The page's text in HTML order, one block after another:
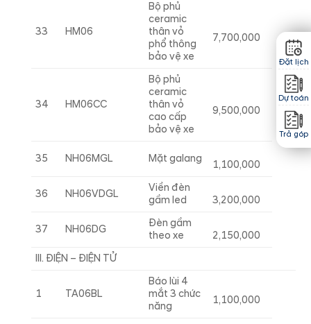
33 HM06
Bộ phủ
ceramic
thân vỏ
phổ thông
bảo vệ xe
7,700,000
34 HM06CC
Bộ phủ
ceramic
thân vỏ
cao cấp
bảo vệ xe
9,500,000
35 NH06MGL Mặt galang 1,100,000
36 NH06VDGL
Viền đèn
gầm led
3,200,000
37 NH06DG
Đèn gầm
theo xe
2,150,000
III. ĐIỆN – ĐIỆN TỬ
1 TA06BL
Báo lùi 4
mắt 3 chức
năng
1,100,000
Đặt lịch
Dự toán
Trả góp